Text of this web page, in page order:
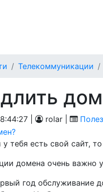
Телекоммуникации
| rolar |
тебя есть свой сайт,
домена очень
год обслуживание